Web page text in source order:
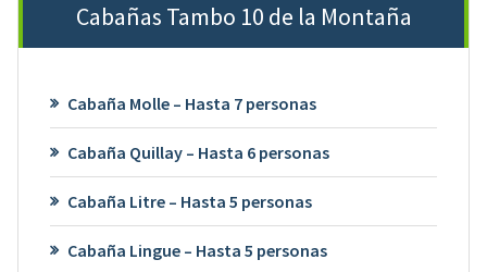
Cabañas Tambo 10 de la Montaña
Cabaña Molle – Hasta 7 personas
Cabaña Quillay – Hasta 6 personas
Cabaña Litre – Hasta 5 personas
Cabaña Lingue – Hasta 5 personas